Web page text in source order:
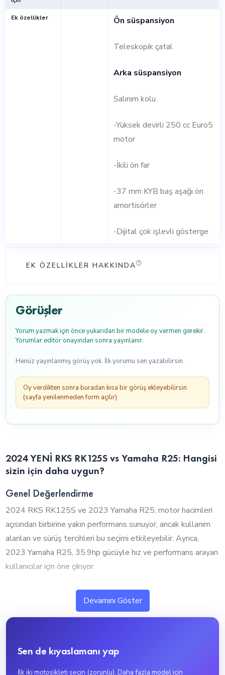
Ek özellikler Ön süspansiyon
Teleskopik çatal
Arka süspansiyon
Salınım kolu
-Yüksek devirli 250 cc Euro5
motor
-İkili ön far
-37 mm KYB baş aşağı ön
amortisörler
-Dijital çok işlevli gösterge
EK ÖZELLIKLER HAKKINDA
Görüşler
Yorum yazmak için önce yukarıdan bir modele oy vermen gerekir.
Yorumlar editör onayından sonra yayınlanır.
Henüz yayınlanmış görüş yok. İlk yorumu sen yazabilirsin.
Oy verdikten sonra buradan kısa bir görüş ekleyebilirsin
(sayfa yenilenmeden form açılır).
2024 YENİ RKS RK125S vs Yamaha R25: Hangisi
sizin için daha uygun?
Genel Değerlendirme
2024 RKS RK125S ve 2023 Yamaha R25, motor hacimleri
açısından birbirine yakın performans sunuyor, ancak kullanım
alanları ve sürüş tercihleri bu seçimi etkileyebilir. Ayrıca,
2023 Yamaha R25, 35.9hp gücüyle hız ve performans arayan
kullanıcılar için öne çıkıyor.
1. Silindir Hacmi ve Performans
2024 RKS RK125S ve 2023 Yamaha R25, motor hacimleri
açısından birbirine yakın seviyelerde bulunuyor. 2023 Yamaha
2024 RKS RK125S ise 125cc ile daha ekonomik ve dengeli
Devamını Göster
Sen de kıyaslamanı yap
İlk iki motosikleti seçin (zorunlu). Daha fazla model için